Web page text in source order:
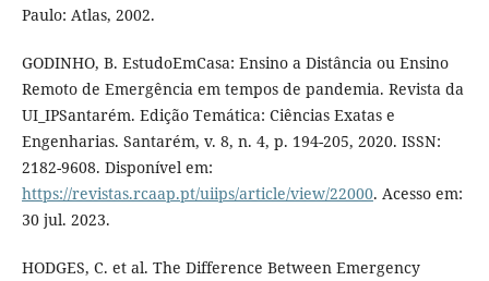
Paulo: Atlas, 2002.
GODINHO, B. EstudoEmCasa: Ensino a Distância ou Ensino
Remoto de Emergência em tempos de pandemia. Revista da
UI_IPSantarém. Edição Temática: Ciências Exatas e
Engenharias. Santarém, v. 8, n. 4, p. 194-205, 2020. ISSN:
2182-9608. Disponível em:
https://revistas.rcaap.pt/uiips/article/view/22000. Acesso em:
30 jul. 2023.
HODGES, C. et al. The Difference Between Emergency